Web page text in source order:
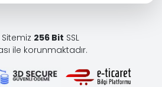
256 Bit SSL
ile korunmaktadır.